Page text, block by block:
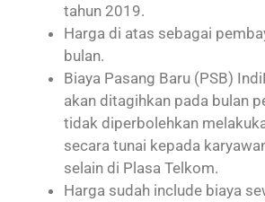
tahun 2019.
Harga di atas sebagai
bulan.
Biaya Pasang Baru (PSB)
akan ditagihkan pada bulan
tidak diperbolehkan
secara tunai kepada
selain di Plasa Telkom.
Harga sudah include biaya